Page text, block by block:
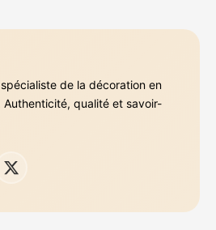
de la décoration en
Authenticité, qualité et savoir-